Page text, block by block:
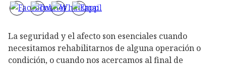
La seguridad y el afecto son esenciales cuando
necesitamos rehabilitarnos de alguna operación o
condición, o cuando nos acercamos al final de